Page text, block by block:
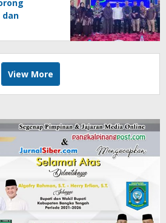
dan
View More